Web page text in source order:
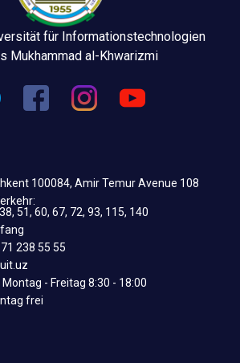
für Informationstechnologien
Mukhammad al-Khwarizmi
100084, Amir Temur Avenue 108
51, 60, 67, 72, 93, 115, 140
238 55 55
- Freitag 8:30 - 18:00
frei